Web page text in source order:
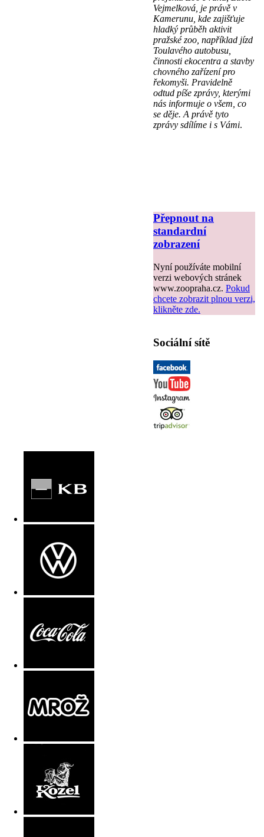
Vejmelková, je právě v
Kamerunu, kde zajišťuje
hladký průběh aktivit
pražské zoo, například jízd
Toulavého autobusu,
činnosti ekocentra a stavby
chovného zařízení pro
řekomyši. Pravidelně
odtud píše zprávy, kterými
nás informuje o všem, co
se děje. A právě tyto
zprávy sdílíme i s Vámi.
Přepnout na
standardní
zobrazení
Nyní používáte mobilní
verzi webových stránek
www.zoopraha.cz. Pokud
chcete zobrazit plnou verzi,
klikněte zde.
Sociální sítě